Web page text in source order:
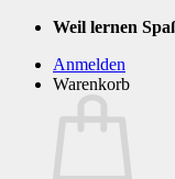
Zum
springen
Weil lernen
Anmelden
Warenkorb